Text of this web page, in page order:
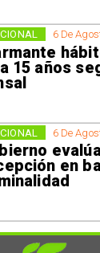
6 De
15 años
6 De
en